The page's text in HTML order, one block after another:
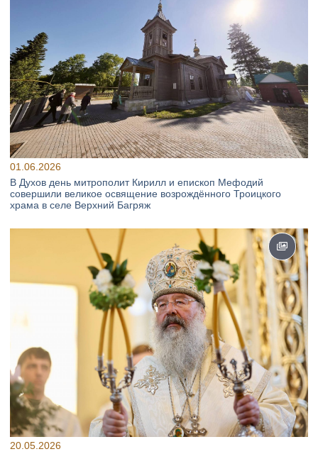
01.06.2026
В Духов день митрополит Кирилл и епископ Мефодий
совершили великое освящение возрождённого Троицкого
храма в селе Верхний Багряж
20.05.2026